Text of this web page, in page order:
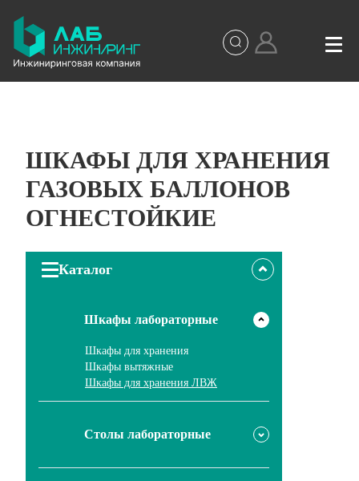
ШКАФЫ ДЛЯ ХРАНЕНИЯ
ГАЗОВЫХ БАЛЛОНОВ
ОГНЕСТОЙКИЕ
Каталог
Шкафы лабораторные
Шкафы для хранения
Шкафы вытяжные
Шкафы для хранения ЛВЖ
Столы лабораторные
Пристенные лабораторные столы